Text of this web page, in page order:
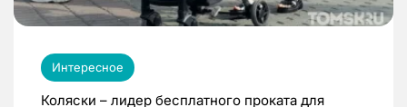
Интересное
Коляски – лидер бесплатного проката для